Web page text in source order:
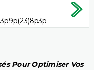
Pour Optimiser Vos